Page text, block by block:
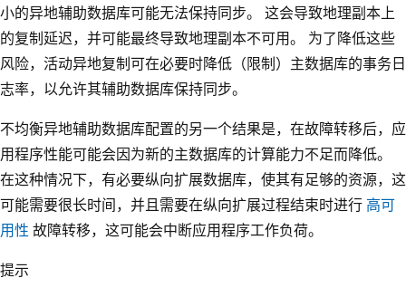
小的异地辅助数据库可能无法保持同步。 这会导致地理副本上
的复制延迟，并可能最终导致地理副本不可用。 为了降低这些
风险，活动异地复制可在必要时降低（限制）主数据库的事务日
志率，以允许其辅助数据库保持同步。
不均衡异地辅助数据库配置的另一个结果是，在故障转移后，应
用程序性能可能会因为新的主数据库的计算能力不足而降低。
在这种情况下，有必要纵向扩展数据库，使其有足够的资源，这
可能需要很长时间，并且需要在纵向扩展过程结束时进行 高可
用性 故障转移，这可能会中断应用程序工作负荷。
提示